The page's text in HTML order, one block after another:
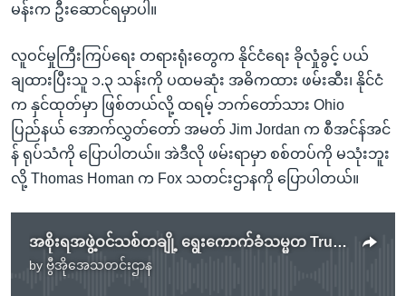
မန်းက ဦးဆောင်ရမှာပါ။
လူဝင်မှုကြီးကြပ်ရေး တရားရုံးတွေက နိုင်ငံရေး ခိုလှုံခွင့် ပယ်
ချထားပြီးသူ ၁.၃ သန်းကို ပထမဆုံး အဓိကထား ဖမ်းဆီး၊ နိုင်ငံ
က နှင်ထုတ်မှာ ဖြစ်တယ်လို့ ထရမ့် ဘက်တော်သား Ohio
ပြည်နယ် အောက်လွှတ်တော် အမတ် Jim Jordan က စီအင်န်အင်
န် ရုပ်သံကို ပြောပါတယ်။ အဲဒီလို ဖမ်းရာမှာ စစ်တပ်ကို မသုံးဘူး
လို့ Thomas Homan က Fox သတင်းဌာနကို ပြောပါတယ်။
အစိုးရအဖွဲ့ဝင်သစ်တချို့ ရွေးကောက်ခံသမ္မတ Trump ကြေညာ
by ဗွီအိုအေသတင်းဌာန
No media source currently available